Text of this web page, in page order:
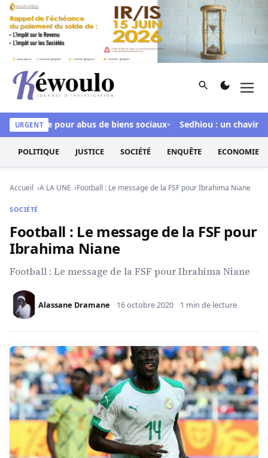
Aller au contenu
Kéwoulo, le premier site d'information et d'investigation
Rechercher
URGENT
inculpée pour abus de biens sociaux Sedhiou : un
POLITIQUE JUSTICE SOCIÉTÉ ENQUÊTE ECONOMIE
Accueil A LA UNE Football : Le message de la FSF pour Ibrahima Niane
SOCIÉTÉ
Football : Le message de la FSF pour
Ibrahima Niane
Football : Le message de la FSF pour Ibrahima Niane
Alassane Dramane 16 octobre 2020 1 min de lecture